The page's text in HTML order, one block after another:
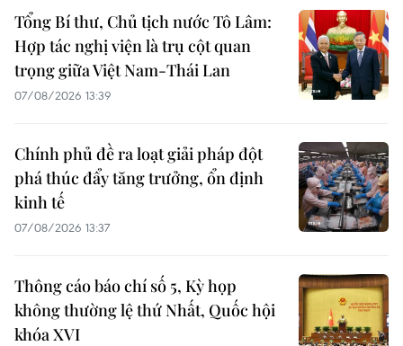
Tổng Bí thư, Chủ tịch nước Tô Lâm:
Hợp tác nghị viện là trụ cột quan
trọng giữa Việt Nam-Thái Lan
07/08/2026 13:39
Chính phủ đề ra loạt giải pháp đột
phá thúc đẩy tăng trưởng, ổn định
kinh tế
07/08/2026 13:37
Thông cáo báo chí số 5, Kỳ họp
không thường lệ thứ Nhất, Quốc hội
khóa XVI